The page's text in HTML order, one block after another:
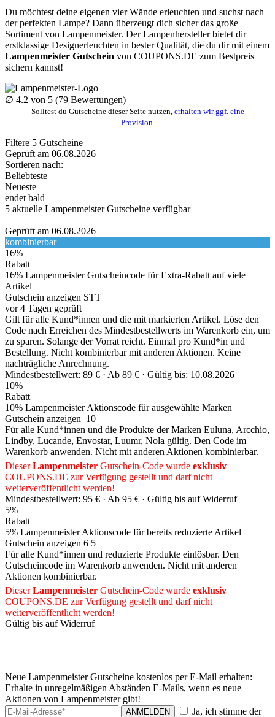
Du möchtest deine eigenen vier Wände erleuchten und suchst nach
der perfekten Lampe? Dann überzeugt dich sicher das große
Sortiment von Lampenmeister. Der Lampenhersteller bietet dir
erstklassige Designerleuchten in bester Qualität, die du dir mit einem
Lampenmeister Gutschein von COUPONS.DE zum Bestpreis
sichern kannst!
∅ 4.2 von 5 (79 Bewertungen)
Solltest du Gutscheine dieser Seite nutzen, erhalten wir ggf. eine
Provision
Filtere 5 Gutscheine
Geprüft am 06.08.2026
Sortieren nach:
Beliebteste
Neueste
endet bald
5 aktuelle LampenmeisterGutscheine verfügbar
|
Geprüft am 06.08.2026
kombinierbar
16%
Rabatt
16% Lampenmeister Gutscheincode für Extra-Rabatt auf viele
Artikel
Gutschein anzeigen STT
vor 4 Tagen geprüft
Gilt für alle Kund*innen und die mit markierten Artikel. Löse den
Code nach Erreichen des Mindestbestellwerts im Warenkorb ein, um
zu sparen. Solange der Vorrat reicht. Einmal pro Kund*in und
Bestellung. Nicht kombinierbar mit anderen Aktionen. Keine
nachträgliche Anrechnung.
Mindestbestellwert: 89 € · Ab 89 € · Gültig bis: 10.08.2026
10%
Rabatt
10% Lampenmeister Aktionscode für ausgewählte Marken
Gutschein anzeigen 10
Für alle Kund*innen und die Produkte der Marken Euluna, Arcchio,
Lindby, Lucande, Envostar, Luumr, Nola gültig. Den Code im
Warenkorb anwenden. Nicht mit anderen Aktionen kombinierbar.
DieserLampenmeister Gutschein-Code wurde exklusiv
COUPONS.DE zur Verfügung gestellt und darf nicht
weiterveröffentlicht werden!
Mindestbestellwert: 95 € · Ab 95 € · Gültig bis auf Widerruf
5%
Rabatt
5% Lampenmeister Aktionscode für bereits reduzierte Artikel
Gutschein anzeigen 6 5
Für alle Kund*innen und reduzierte Produkte einlösbar. Den
Gutscheincode im Warenkorb anwenden. Nicht mit anderen
Aktionen kombinierbar.
DieserLampenmeister Gutschein-Code wurde exklusiv
COUPONS.DE zur Verfügung gestellt und darf nicht
weiterveröffentlicht werden!
Gültig bis auf Widerruf
Neue Lampenmeister Gutscheine kostenlos per E-Mail erhalten:
Erhalte in unregelmäßigen Abständen E-Mails, wenn es neue
Aktionen von Lampenmeister gibt!
ANMELDEN
Ja, ich stimme der